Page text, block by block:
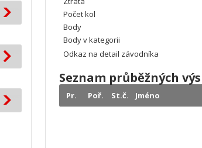
Počet kol
Body
Body v kategorii
Odkaz na detail závodníka
Seznam průběžných
Pr. Poř. St.č. Jméno